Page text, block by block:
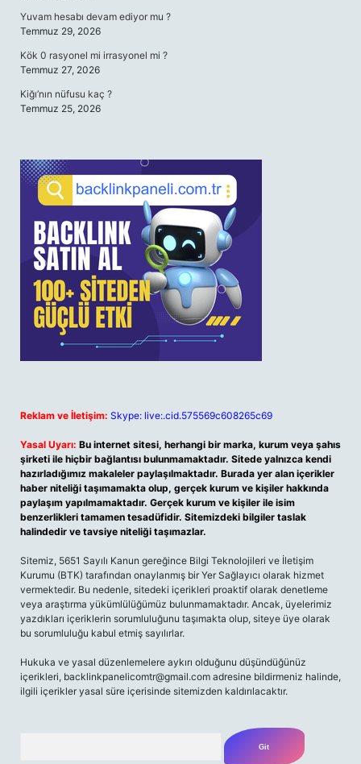
Yuvam hesabı devam ediyor mu ?
Temmuz 29, 2026
Kök 0 rasyonel mi irrasyonel mi ?
Temmuz 27, 2026
Kiğı’nın nüfusu kaç ?
Temmuz 25, 2026
Reklam ve İletişim: Skype: live:.cid.575569c608265c69
Yasal Uyarı: Bu internet sitesi, herhangi bir marka, kurum veya şahıs
şirketi ile hiçbir bağlantısı bulunmamaktadır. Sitede yalnızca kendi
hazırladığımız makaleler paylaşılmaktadır. Burada yer alan içerikler
haber niteliği taşımamakta olup, gerçek kurum ve kişiler hakkında
paylaşım yapılmamaktadır. Gerçek kurum ve kişiler ile isim
benzerlikleri tamamen tesadüfidir. Sitemizdeki bilgiler taslak
halindedir ve tavsiye niteliği taşımazlar.
Sitemiz, 5651 Sayılı Kanun gereğince Bilgi Teknolojileri ve İletişim
Kurumu (BTK) tarafından onaylanmış bir Yer Sağlayıcı olarak hizmet
vermektedir. Bu nedenle, sitedeki içerikleri proaktif olarak denetleme
veya araştırma yükümlülüğümüz bulunmamaktadır. Ancak, üyelerimiz
yazdıkları içeriklerin sorumluluğunu taşımakta olup, siteye üye olarak
bu sorumluluğu kabul etmiş sayılırlar.
Hukuka ve yasal düzenlemelere aykırı olduğunu düşündüğünüz
içerikleri, backlinkpanelicomtr@gmail.com adresine bildirmeniz halinde,
ilgili içerikler yasal süre içerisinde sitemizden kaldırılacaktır.